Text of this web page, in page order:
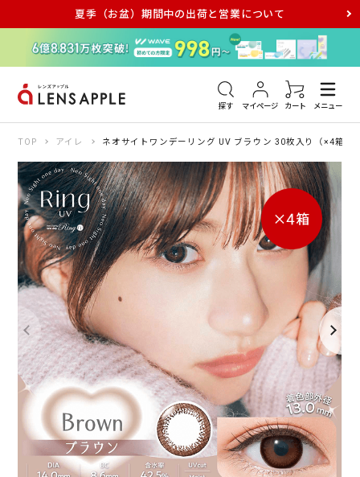
夏季（お盆）期間中の出荷と営業について
探す マイページ カート メニュー
アキュビュー メダリスト メガネ
TOP アイレ ネオサイトワンデーリング UV ブラウン 30枚入り（×4箱）